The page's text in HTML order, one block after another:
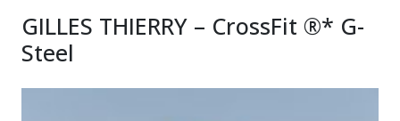
GILLES THIERRY – CrossFit ®* G-
Steel